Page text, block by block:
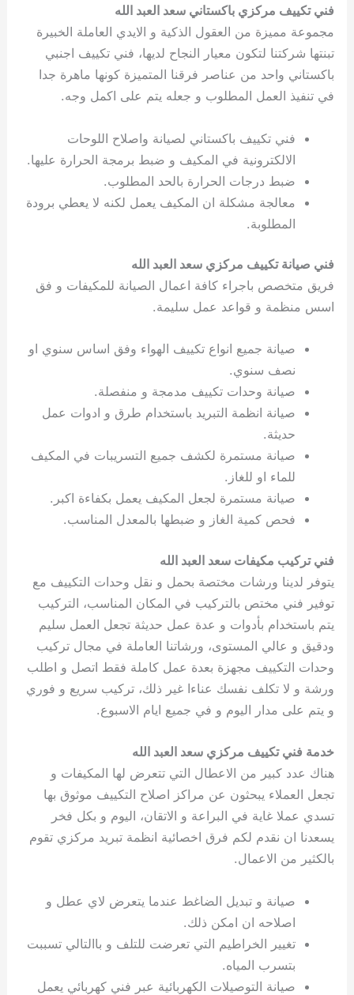
فني تكييف مركزي باكستاني سعد العبد الله
مجموعة مميزة من العقول الذكية و الايدي العاملة الخبيرة
تبنتها شركتنا لتكون معيار النجاح لديها، فني تكييف اجنبي
باكستاني واحد من عناصر فرقنا المتميزة كونها ماهرة جدا
في تنفيذ العمل المطلوب و جعله يتم على اكمل وجه.
فني تكييف باكستاني لصيانة واصلاح اللوحات
الالكترونية في المكيف و ضبط برمجة الحرارة عليها.
ضبط درجات الحرارة بالحد المطلوب.
معالجة مشكلة ان المكيف يعمل لكنه لا يعطي برودة
المطلوبة.
فني صيانة تكييف مركزي سعد العبد الله
فريق متخصص باجراء كافة اعمال الصيانة للمكيفات و فق
اسس منظمة و قواعد عمل سليمة.
صيانة جميع انواع تكييف الهواء وفق اساس سنوي او
نصف سنوي.
صيانة وحدات تكييف مدمجة و منفصلة.
صيانة انظمة التبريد باستخدام طرق و ادوات عمل
حديثة.
صيانة مستمرة لكشف جميع التسريبات في المكيف
للماء او للغاز.
صيانة مستمرة لجعل المكيف يعمل بكفاءة اكبر.
فحص كمية الغاز و ضبطها بالمعدل المناسب.
فني تركيب مكيفات سعد العبد الله
يتوفر لدينا ورشات مختصة بحمل و نقل وحدات التكييف مع
توفير فني مختص بالتركيب في المكان المناسب، التركيب
يتم باستخدام بأدوات و عدة عمل حديثة تجعل العمل سليم
ودقيق و عالي المستوى، ورشاتنا العاملة في مجال تركيب
وحدات التكييف مجهزة بعدة عمل كاملة فقط اتصل و اطلب
ورشة و لا تكلف نفسك عناءا غير ذلك، تركيب سريع و فوري
و يتم على مدار اليوم و في جميع ايام الاسبوع.
خدمة فني تكييف مركزي سعد العبد الله
هناك عدد كبير من الاعطال التي تتعرض لها المكيفات و
تجعل العملاء يبحثون عن مراكز اصلاح التكييف موثوق بها
تسدي عملا غاية في البراعة و الاتقان، اليوم و بكل فخر
يسعدنا ان نقدم لكم فرق اخصائية انظمة تبريد مركزي تقوم
بالكثير من الاعمال.
صيانة و تبديل الضاغط عندما يتعرض لاي عطل و
اصلاحه ان امكن ذلك.
تغيير الخراطيم التي تعرضت للتلف و باالتالي تسببت
بتسرب المياه.
صيانة التوصيلات الكهربائية عبر فني كهربائي يعمل